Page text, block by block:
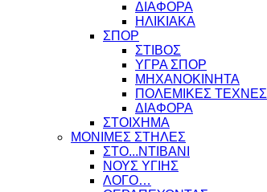
ΔΙΑΦΟΡΑ
ΗΛΙΚΙΑΚΑ
ΣΠΟΡ
ΣΤΙΒΟΣ
ΥΓΡΑ ΣΠΟΡ
ΜΗΧΑΝΟΚΙΝΗΤΑ
ΠΟΛΕΜΙΚΕΣ ΤΕΧΝΕΣ
ΔΙΑΦΟΡΑ
ΣΤΟΙΧΗΜΑ
ΜΟΝΙΜΕΣ ΣΤΗΛΕΣ
ΣΤΟ...ΝΤΙΒΑΝΙ
ΝΟΥΣ ΥΓΙΗΣ
ΛΟΓΟ…